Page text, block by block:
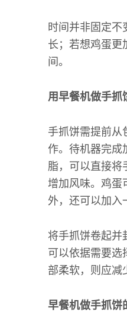
时间并非固定不
长；若想鸡蛋更
间。
用早餐机做手抓
手抓饼需提前从
作。待机器完成
脂，可以直接将
增加风味。鸡蛋
外，还可以加入
将手抓饼卷起并
可以依据需要选
部柔软，则应减
早餐机做手抓饼